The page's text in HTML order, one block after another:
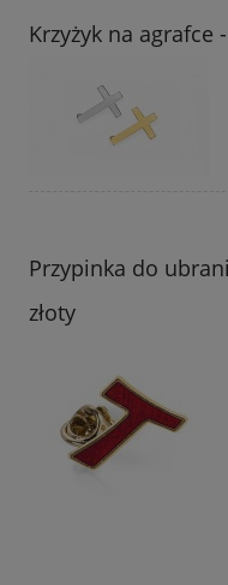
Krzyżyk na agrafce
Przypinka do
złoty